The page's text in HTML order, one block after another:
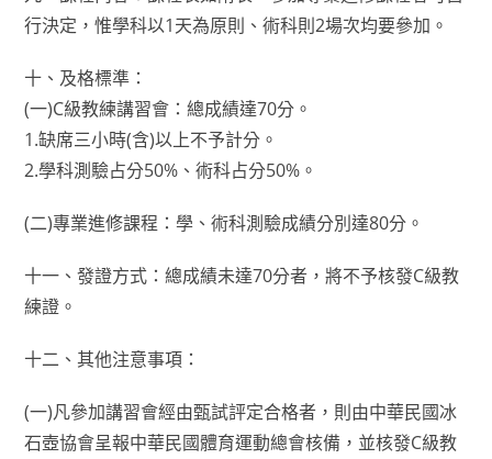
行決定，惟學科以1天為原則、術科則2場次均要參加。
十、及格標準：
(一)C級教練講習會：總成績達70分。
1.缺席三小時(含)以上不予計分。
2.學科測驗占分50%、術科占分50%。
(二)專業進修課程：學、術科測驗成績分別達80分。
十一、發證方式：總成績未達70分者，將不予核發C級教
練證。
十二、其他注意事項：
(一)凡參加講習會經由甄試評定合格者，則由中華民國冰
石壺協會呈報中華民國體育運動總會核備，並核發C級教